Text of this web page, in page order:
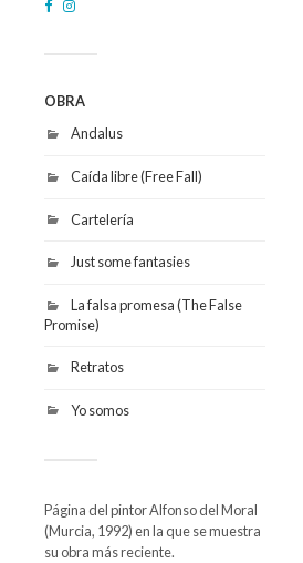
OBRA
Andalus
Caída libre (Free Fall)
Cartelería
Just some fantasies
La falsa promesa (The False
Promise)
Retratos
Yo somos
Página del pintor Alfonso del Moral
(Murcia, 1992) en la que se muestra
su obra más reciente.